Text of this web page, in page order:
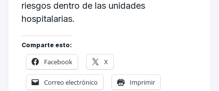
riesgos dentro de las unidades
hospitalarias.
Comparte esto:
Facebook X
Correo electrónico Imprimir